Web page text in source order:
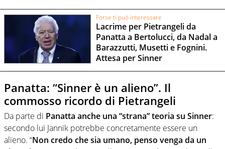
Forse ti può interessare
Lacrime per Pietrangeli da
Panatta a Bertolucci, da Nadal a
Barazzutti, Musetti e Fognini.
Attesa per Sinner
Panatta: “Sinner è un alieno”. Il
commosso ricordo di Pietrangeli
Da parte di Panatta anche una “strana” teoria su Sinner:
secondo lui Jannik potrebbe concretamente essere un
alieno. “Non credo che sia umano, penso venga da un